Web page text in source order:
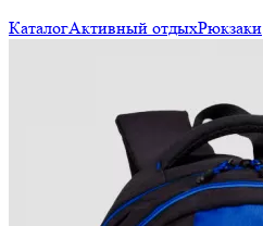
КаталогАктивный отдыхРюкзаки